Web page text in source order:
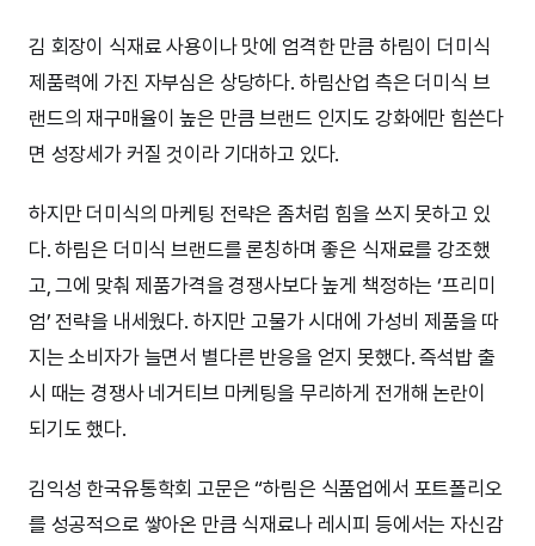
김 회장이 식재료 사용이나 맛에 엄격한 만큼 하림이 더미식
제품력에 가진 자부심은 상당하다. 하림산업 측은 더미식 브
랜드의 재구매율이 높은 만큼 브랜드 인지도 강화에만 힘쓴다
면 성장세가 커질 것이라 기대하고 있다.
하지만 더미식의 마케팅 전략은 좀처럼 힘을 쓰지 못하고 있
다. 하림은 더미식 브랜드를 론칭하며 좋은 식재료를 강조했
고, 그에 맞춰 제품가격을 경쟁사보다 높게 책정하는 ‘프리미
엄’ 전략을 내세웠다. 하지만 고물가 시대에 가성비 제품을 따
지는 소비자가 늘면서 별다른 반응을 얻지 못했다. 즉석밥 출
시 때는 경쟁사 네거티브 마케팅을 무리하게 전개해 논란이
되기도 했다.
김익성 한국유통학회 고문은 “하림은 식품업에서 포트폴리오
를 성공적으로 쌓아온 만큼 식재료나 레시피 등에서는 자신감